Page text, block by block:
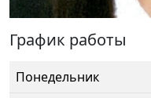
График работы
Понедельник